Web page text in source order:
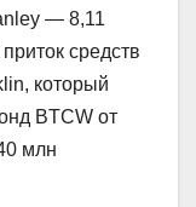
— 8,11
средств
который
BTCW от
млн